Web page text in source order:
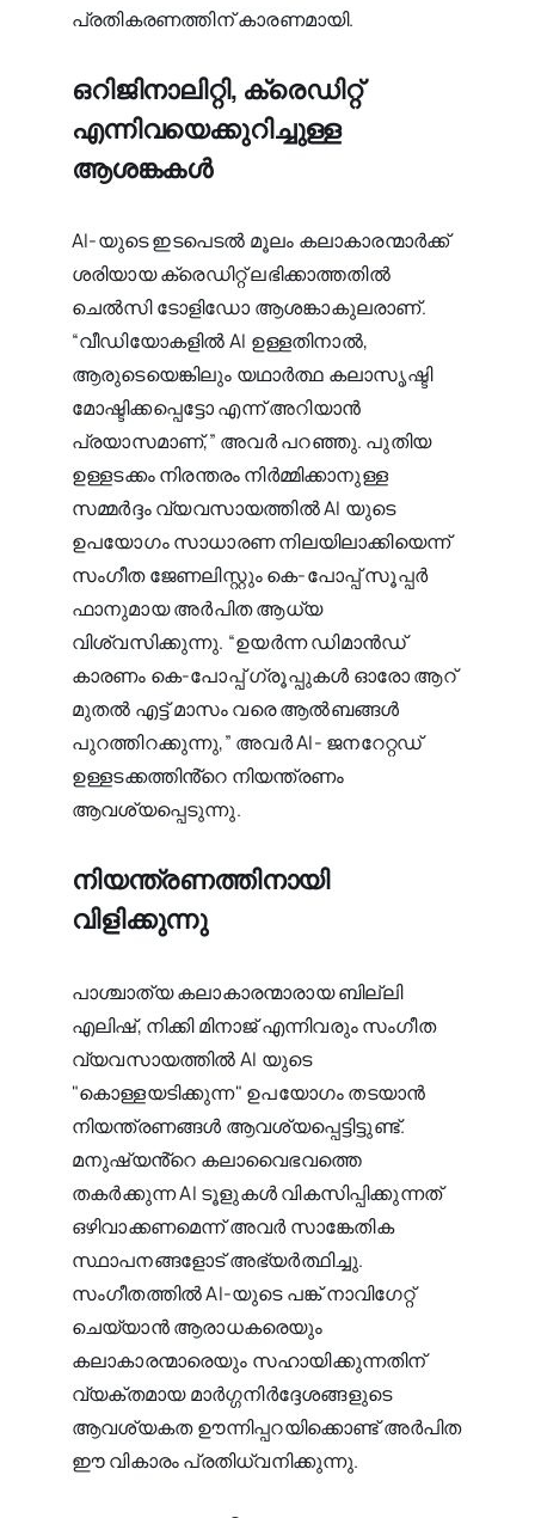
പ്രതികരണത്തിന് കാരണമായി.
ഒറിജിനാലിറ്റി, ക്രെഡിറ്റ്
എന്നിവയെക്കുറിച്ചുള്ള
ആശങ്കകൾ
AI-യുടെ ഇടപെടൽ മൂലം കലാകാരന്മാർക്ക്
ശരിയായ ക്രെഡിറ്റ് ലഭിക്കാത്തതിൽ
ചെൽസി ടോളിഡോ ആശങ്കാകുലരാണ്.
“വീഡിയോകളിൽ AI ഉള്ളതിനാൽ,
ആരുടെയെങ്കിലും യഥാർത്ഥ കലാസൃഷ്ടി
മോഷ്ടിക്കപ്പെട്ടോ എന്ന് അറിയാൻ
പ്രയാസമാണ്,” അവർ പറഞ്ഞു. പുതിയ
ഉള്ളടക്കം നിരന്തരം നിർമ്മിക്കാനുള്ള
സമ്മർദ്ദം വ്യവസായത്തിൽ AI യുടെ
ഉപയോഗം സാധാരണ നിലയിലാക്കിയെന്ന്
സംഗീത ജേണലിസ്റ്റും കെ-പോപ്പ് സൂപ്പർ
ഫാനുമായ അർപിത ആധ്യ
വിശ്വസിക്കുന്നു. “ഉയർന്ന ഡിമാൻഡ്
കാരണം കെ-പോപ്പ് ഗ്രൂപ്പുകൾ ഓരോ ആറ്
മുതൽ എട്ട് മാസം വരെ ആൽബങ്ങൾ
പുറത്തിറക്കുന്നു,” അവർ AI- ജനറേറ്റഡ്
ഉള്ളടക്കത്തിൻ്റെ നിയന്ത്രണം
ആവശ്യപ്പെടുന്നു.
നിയന്ത്രണത്തിനായി
വിളിക്കുന്നു
പാശ്ചാത്യ കലാകാരന്മാരായ ബില്ലി
എലിഷ്, നിക്കി മിനാജ് എന്നിവരും സംഗീത
വ്യവസായത്തിൽ AI യുടെ
"കൊള്ളയടിക്കുന്ന" ഉപയോഗം തടയാൻ
നിയന്ത്രണങ്ങൾ ആവശ്യപ്പെട്ടിട്ടുണ്ട്.
മനുഷ്യൻ്റെ കലാവൈഭവത്തെ
തകർക്കുന്ന AI ടൂളുകൾ വികസിപ്പിക്കുന്നത്
ഒഴിവാക്കണമെന്ന് അവർ സാങ്കേതിക
സ്ഥാപനങ്ങളോട് അഭ്യർത്ഥിച്ചു.
സംഗീതത്തിൽ AI-യുടെ പങ്ക് നാവിഗേറ്റ്
ചെയ്യാൻ ആരാധകരെയും
കലാകാരന്മാരെയും സഹായിക്കുന്നതിന്
വ്യക്തമായ മാർഗ്ഗനിർദ്ദേശങ്ങളുടെ
ആവശ്യകത ഊന്നിപ്പറയിക്കൊണ്ട് അർപിത
ഈ വികാരം പ്രതിധ്വനിക്കുന്നു.